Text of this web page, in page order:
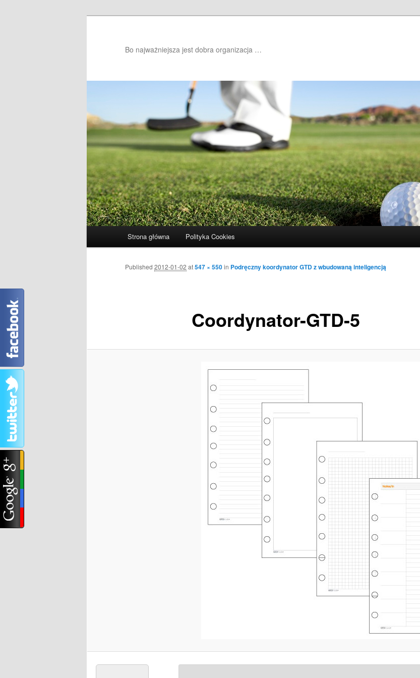
Bo najważniejsza jest dobra organizacja …
Przeskocz do tekstu
Przeskocz do widgetów
Strona główna Polityka Cookies
Nawigacja po obrazkach
Coordynator-GTD-5
Published 2012-01-02 at547 × 550in Podręczny koordynator GTD z wbudowaną inteligencją